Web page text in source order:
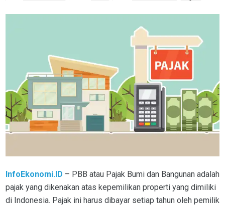
InfoEkonomi.ID – PBB atau Pajak Bumi dan Bangunan adalah
pajak yang dikenakan atas kepemilikan properti yang dimiliki
di Indonesia. Pajak ini harus dibayar setiap tahun oleh pemilik